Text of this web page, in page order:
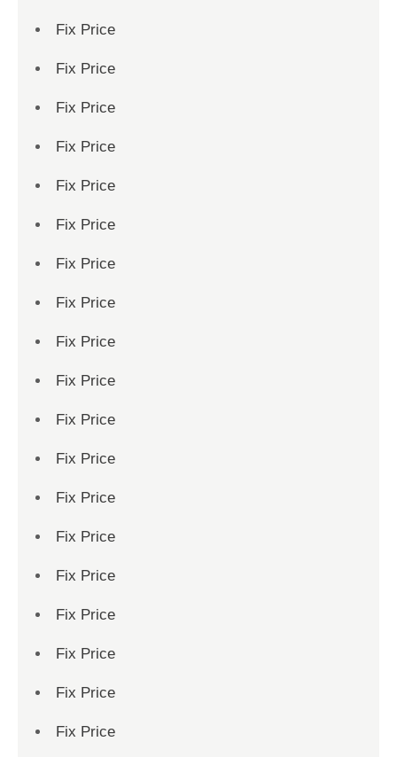
Fix Price
Fix Price
Fix Price
Fix Price
Fix Price
Fix Price
Fix Price
Fix Price
Fix Price
Fix Price
Fix Price
Fix Price
Fix Price
Fix Price
Fix Price
Fix Price
Fix Price
Fix Price
Fix Price